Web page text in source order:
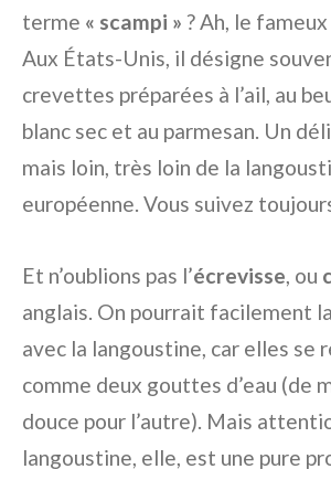
terme « scampi » ? Ah, le
Aux États-Unis, il désigne
crevettes préparées à l’ail, au
blanc sec et au parmesan. Un
mais loin, très loin de la
européenne. Vous suivez
Et n’oublions pas l’écrevisse, ou
anglais. On pourrait facilement
avec la langoustine, car elles se
comme deux gouttes d’eau (de
douce pour l’autre). Mais
langoustine, elle, est une pure